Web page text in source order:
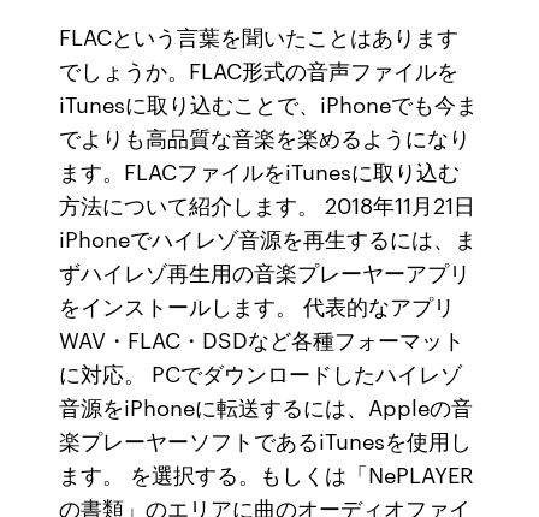
FLACという言葉を聞いたことはあります
でしょうか。FLAC形式の音声ファイルを
iTunesに取り込むことで、iPhoneでも今ま
でよりも高品質な音楽を楽めるようになり
ます。FLACファイルをiTunesに取り込む
方法について紹介します。 2018年11月21日
iPhoneでハイレゾ音源を再生するには、ま
ずハイレゾ再生用の音楽プレーヤーアプリ
をインストールします。 代表的なアプリ
WAV・FLAC・DSDなど各種フォーマット
に対応。 PCでダウンロードしたハイレゾ
音源をiPhoneに転送するには、Appleの音
楽プレーヤーソフトであるiTunesを使用し
ます。 を選択する。もしくは「NePLAYER
の書類」のエリアに曲のオーディオファイ